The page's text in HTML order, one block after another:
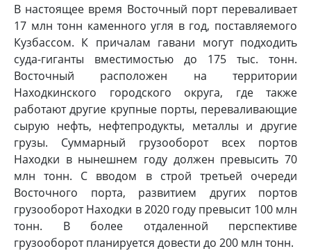
В настоящее время Восточный порт переваливает
17 млн тонн каменного угля в год, поставляемого
Кузбассом. К причалам гавани могут подходить
суда-гиганты вместимостью до 175 тыс. тонн.
Восточный расположен на территории
Находкинского городского округа, где также
работают другие крупные порты, переваливающие
сырую нефть, нефтепродукты, металлы и другие
грузы. Суммарный грузооборот всех портов
Находки в нынешнем году должен превысить 70
млн тонн. С вводом в строй третьей очереди
Восточного порта, развитием других портов
грузооборот Находки в 2020 году превысит 100 млн
тонн. В более отдаленной перспективе
грузооборот планируется довести до 200 млн тонн.